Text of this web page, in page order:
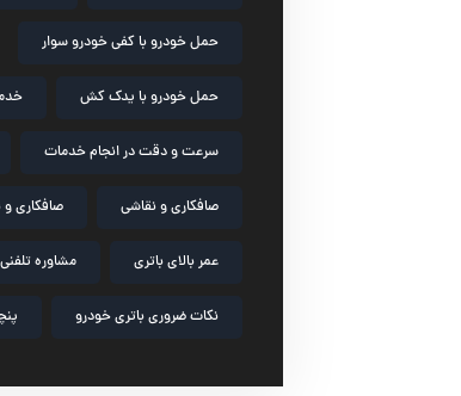
حمل خودرو با کفی خودرو سوار
حمل خودرو با یدک کش
سرعت و دقت در انجام خدمات
صافکاری و نقاشی صافکاری
عمر بالای باتری مشاوره تلفنی
نکات ضروری باتری خودرو